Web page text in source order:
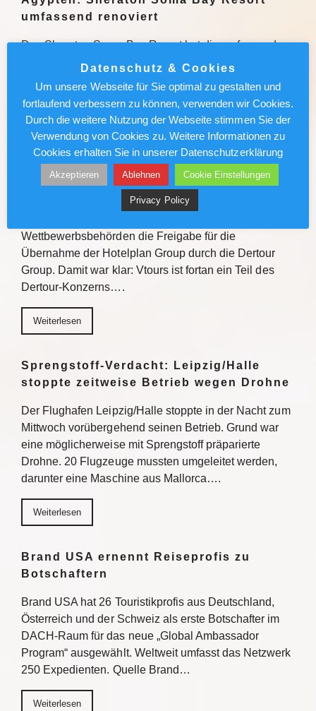
umfassend renoviert
Das Sheraton Soma Bay Resort hat die umfassende
Modernisierung abgeschlossen. Alle 326 Zimmer
Hauses in Ägypten wurden neu gestaltet. Quelle Das
Sheraton Soma Bay Resort hat…
Weiterlesen
Vtours: IT-Wechsel kommt voran
Wettbewerbsbehörden die Freigabe für die
Übernahme der Hotelplan Group durch die Dertour
Group. Damit war klar: Vtours ist fortan ein Teil des
Dertour-Konzerns….
Weiterlesen
Sprengstoff-Verdacht: Leipzig/Halle
stoppte zeitweise Betrieb wegen Drohne
Der Flughafen Leipzig/Halle stoppte in der Nacht zum
Mittwoch vorübergehend seinen Betrieb. Grund war
eine möglicherweise mit Sprengstoff präparierte
Drohne. 20 Flugzeuge mussten umgeleitet werden,
darunter eine Maschine aus Mallorca….
Weiterlesen
Brand USA ernennt Reiseprofis zu
Botschaftern
Brand USA hat 26 Touristikprofis aus Deutschland,
Österreich und der Schweiz als erste Botschafter im
DACH-Raum für das neue „Global Ambassador
Program“ ausgewählt. Weltweit umfasst das Netzwerk
250 Expedienten. Quelle Brand…
Weiterlesen
Datenschutz & Cookies
Um unsere Webseite für Sie optimal zu gestalten und
fortlaufend verbessern zu können, verwenden wir Cookies.
Durch die weitere Nutzung der Webseite stimmen Sie der
Verwendung von Cookies zu. Weitere Informationen zu
Cookies erhalten Sie in unserer Datenschutzerklärung
Akzeptieren Ablehnen Cookie Einstellungen
Privacy Policy